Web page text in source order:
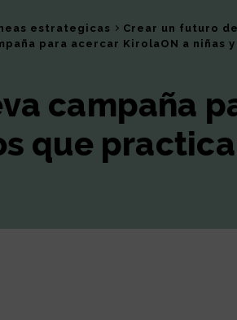
estrategicas
Crear un futuro
para acercar KirolaON a
campaña
que